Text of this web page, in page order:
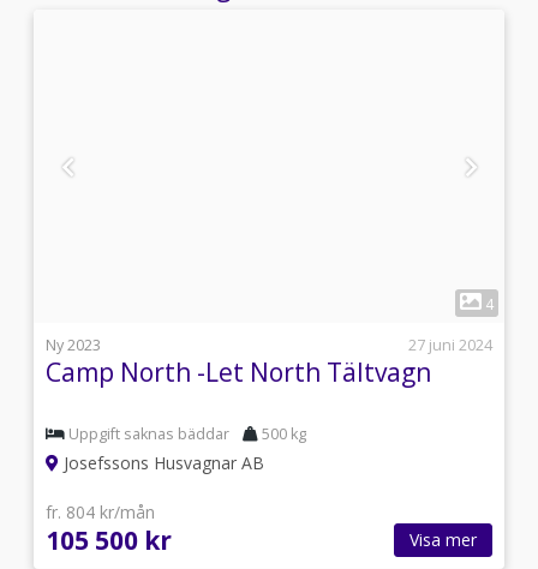
4
Ny 2023
27 juni 2024
Camp North -Let North Tältvagn
Uppgift saknas bäddar 500 kg
Josefssons Husvagnar AB
fr. 804 kr/mån
105 500 kr Visa mer